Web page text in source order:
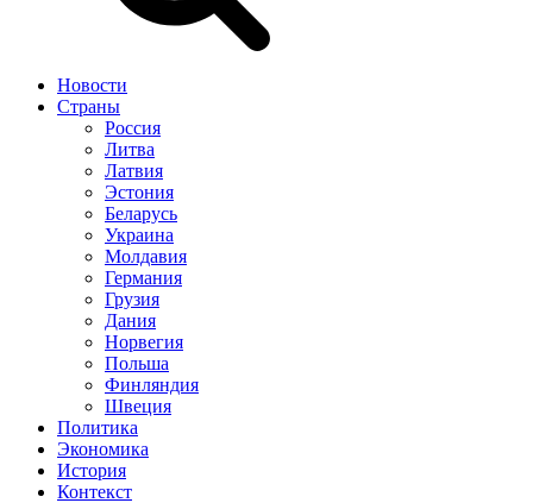
Новости
Страны
Россия
Литва
Латвия
Эстония
Беларусь
Украина
Молдавия
Германия
Грузия
Дания
Норвегия
Польша
Финляндия
Швеция
Политика
Экономика
История
Контекст